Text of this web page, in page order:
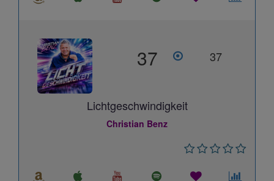
37 37
Lichtgeschwindigkeit
Christian Benz